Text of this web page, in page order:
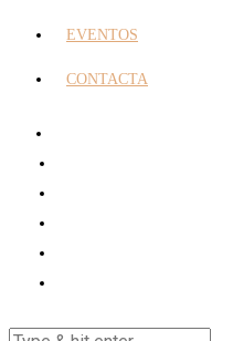
EVENTOS
CONTACTA